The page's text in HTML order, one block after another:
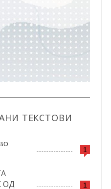
ТЕКСТОВИ
1
1
ОД